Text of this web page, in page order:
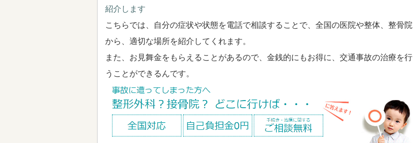
紹介します
こちらでは、自分の症状や状態を電話で相談することで、全国の医院や整体、整骨院
から、適切な場所を紹介してくれます。
また、お見舞金をもらえることがあるので、金銭的にもお得に、交通事故の治療を行
うことができるんです。